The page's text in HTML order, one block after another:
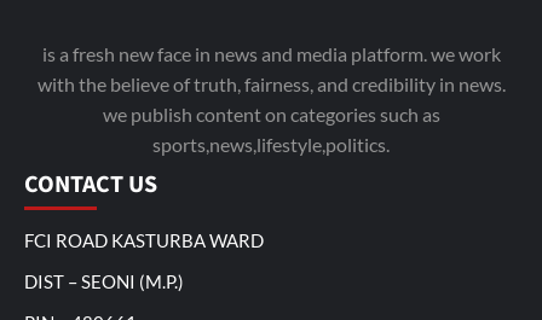
is a fresh new face in news and media platform. we work
with the believe of truth, fairness, and credibility in news.
we publish content on categories such as
sports,news,lifestyle,politics.
CONTACT US
FCI ROAD KASTURBA WARD
DIST – SEONI (M.P.)